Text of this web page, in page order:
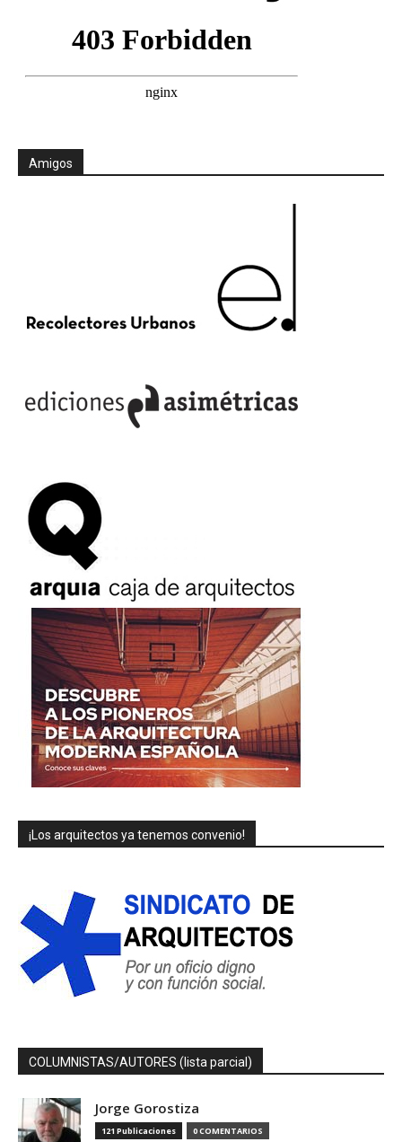
Amigos
¡Los arquitectos ya tenemos convenio!
COLUMNISTAS/AUTORES (lista parcial)
Jorge Gorostiza
121 Publicaciones 0 COMENTARIOS